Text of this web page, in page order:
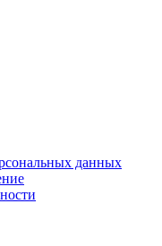
данных